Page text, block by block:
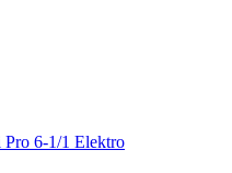
6-1/1 Elektro